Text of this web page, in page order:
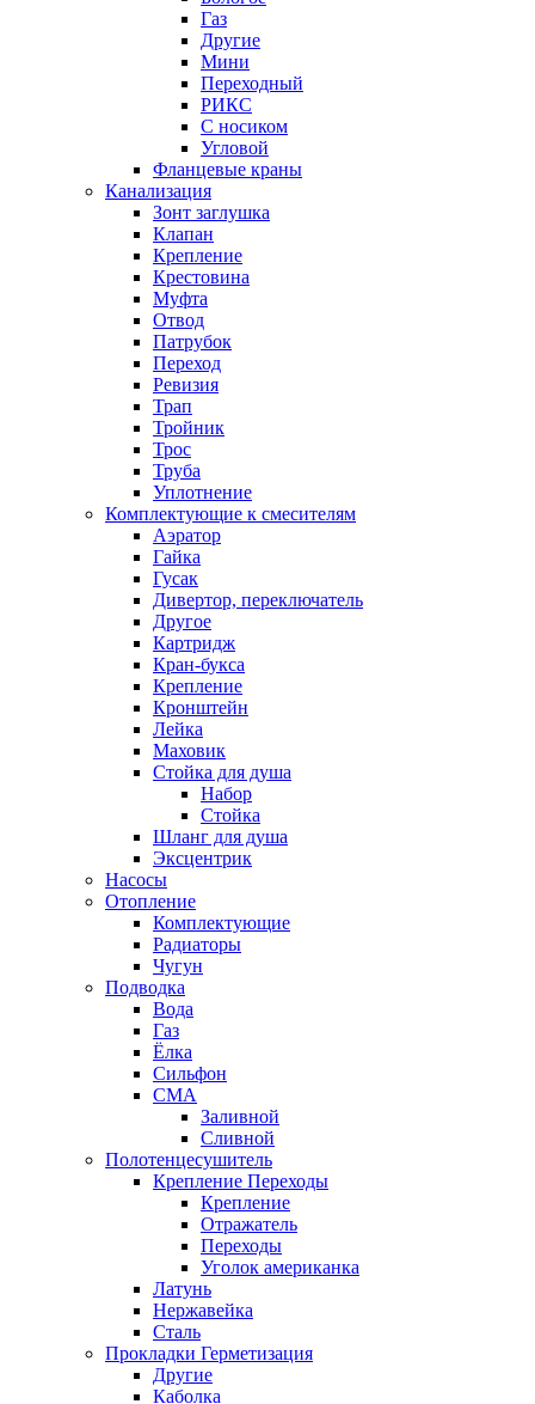
Газ
Другие
Мини
Переходный
РИКС
С носиком
Угловой
Фланцевые краны
Канализация
Зонт заглушка
Клапан
Крепление
Крестовина
Муфта
Отвод
Патрубок
Переход
Ревизия
Трап
Тройник
Трос
Труба
Уплотнение
Комплектующие к смесителям
Аэратор
Гайка
Гусак
Дивертор, переключатель
Другое
Картридж
Кран-букса
Крепление
Кронштейн
Лейка
Маховик
Стойка для душа
Набор
Стойка
Шланг для душа
Эксцентрик
Насосы
Отопление
Комплектующие
Радиаторы
Чугун
Подводка
Вода
Газ
Ёлка
Сильфон
СМА
Заливной
Сливной
Полотенцесушитель
Крепление Переходы
Крепление
Отражатель
Переходы
Уголок американка
Латунь
Нержавейка
Сталь
Прокладки Герметизация
Другие
Каболка